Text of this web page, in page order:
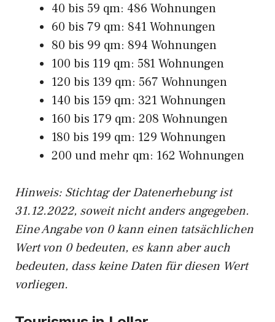
40 bis 59 qm: 486 Wohnungen
60 bis 79 qm: 841 Wohnungen
80 bis 99 qm: 894 Wohnungen
100 bis 119 qm: 581 Wohnungen
120 bis 139 qm: 567 Wohnungen
140 bis 159 qm: 321 Wohnungen
160 bis 179 qm: 208 Wohnungen
180 bis 199 qm: 129 Wohnungen
200 und mehr qm: 162 Wohnungen
Hinweis: Stichtag der Datenerhebung ist
31.12.2022, soweit nicht anders angegeben.
Eine Angabe von 0 kann einen tatsächlichen
Wert von 0 bedeuten, es kann aber auch
bedeuten, dass keine Daten für diesen Wert
vorliegen.